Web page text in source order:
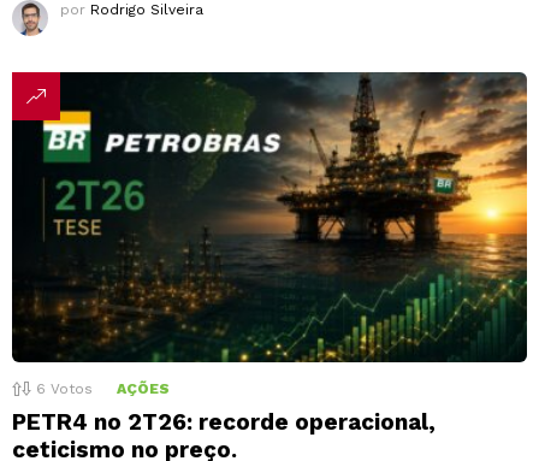
por Rodrigo Silveira
6 Votos AÇÕES
PETR4 no 2T26: recorde operacional,
ceticismo no preço.